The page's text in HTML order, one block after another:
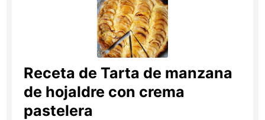
Receta de Tarta de manzana
de hojaldre con crema
pastelera